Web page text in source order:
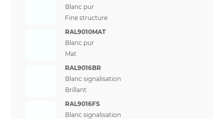
Blanc pur
Fine structure
RAL9010MAT
Blanc pur
Mat
RAL9016BR
Blanc signalisation
Brillant
RAL9016FS
Blanc signalisation